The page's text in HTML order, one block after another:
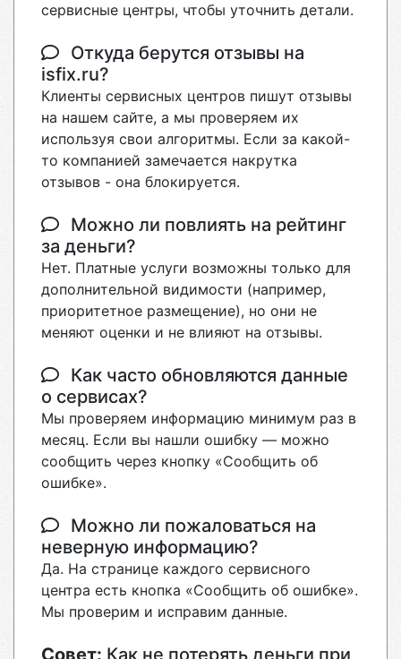
сервисные центры, чтобы уточнить детали.
Откуда берутся отзывы на
isfix.ru?
Клиенты сервисных центров пишут отзывы
на нашем сайте, а мы проверяем их
используя свои алгоритмы. Если за какой-
то компанией замечается накрутка
отзывов - она блокируется.
Можно ли повлиять на рейтинг
за деньги?
Нет. Платные услуги возможны только для
дополнительной видимости (например,
приоритетное размещение), но они не
меняют оценки и не влияют на отзывы.
Как часто обновляются данные
о сервисах?
Мы проверяем информацию минимум раз в
месяц. Если вы нашли ошибку — можно
сообщить через кнопку «Сообщить об
ошибке».
Можно ли пожаловаться на
неверную информацию?
Да. На странице каждого сервисного
центра есть кнопка «Сообщить об ошибке».
Мы проверим и исправим данные.
Совет: Как не потерять деньги при